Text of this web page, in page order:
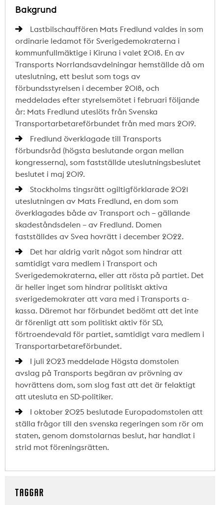
Bakgrund
Lastbilschauffören Mats Fredlund valdes in som
ordinarie ledamot för Sverigedemokraterna i
kommunfullmäktige i Kiruna i valet 2018. En av
Transports Norrlandsavdelningar hemställde då om
uteslutning, ett beslut som togs av
förbundsstyrelsen i december 2018, och
meddelades efter styrelsemötet i februari följande
år: Mats Fredlund uteslöts från Svenska
Transportarbetareförbundet från med mars 2019.
Fredlund överklagade till Transports
förbundsråd (högsta beslutande organ mellan
kongresserna), som fastställde uteslutningsbeslutet
beslutet i maj 2019.
Stockholms tingsrätt ogiltigförklarade 2021
uteslutningen av Mats Fredlund, en dom som
överklagades både av Transport och – gällande
skadeståndsdelen – av Fredlund. Domen
fastställdes av Svea hovrätt i december 2022.
Det har aldrig varit något som hindrar att
samtidigt vara medlem i Transport och
Sverigedemokraterna, eller att rösta på partiet. Det
är heller inget som hindrar politiskt aktiva
sverigedemokrater att vara med i Transports a-
kassa. Däremot har förbundet bedömt att det inte
är förenligt att som politiskt aktiv för SD,
förtroendevald för partiet, samtidigt vara medlem i
Transportarbetareförbundet.
I juli 2023 meddelade Högsta domstolen
avslag på Transports begäran av prövning av
hovrättens dom, som slog fast att det är felaktigt
att utesluta en SD-politiker.
I oktober 2025 beslutade Europadomstolen att
ställa frågor till den svenska regeringen som rör om
staten, genom domstolarnas beslut, har handlat i
strid mot föreningsrätten.
TAGGAR